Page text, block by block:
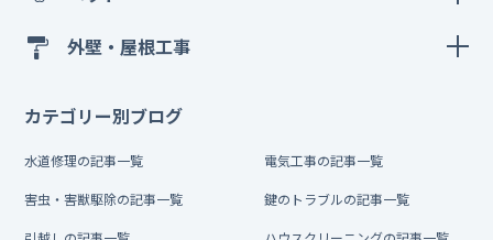
外壁・屋根工事
カテゴリー別ブログ
水道修理の記事一覧 電気工事の記事一覧
害虫・害獣駆除の記事一覧 鍵のトラブルの記事一覧